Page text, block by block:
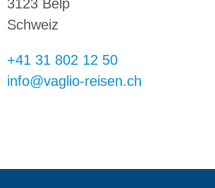
3123 Belp
Schweiz
+41 31 802 12 50
info@vaglio-reisen.ch